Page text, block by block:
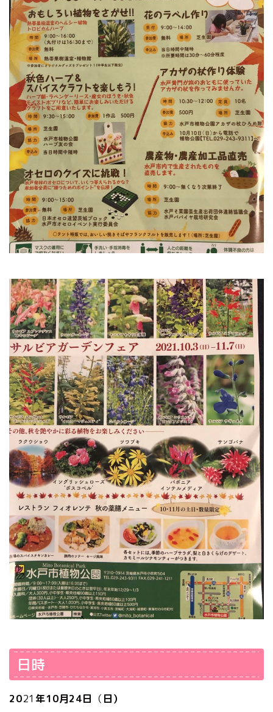
日時
2021 年10月24日 （ 日）